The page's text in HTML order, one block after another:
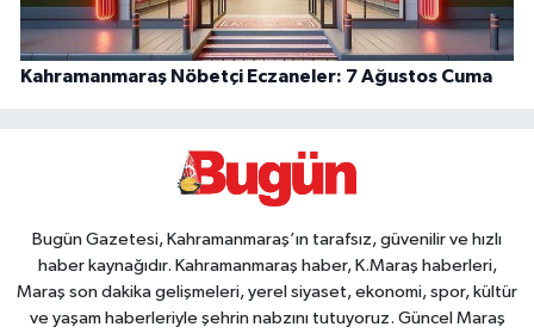
Kahramanmaraş Nöbetçi Eczaneler: 7 Ağustos Cuma
Bugün Gazetesi, Kahramanmaraş’ın tarafsız, güvenilir ve hızlı
haber kaynağıdır. Kahramanmaraş haber, K.Maraş haberleri,
Maraş son dakika gelişmeleri, yerel siyaset, ekonomi, spor, kültür
ve yaşam haberleriyle şehrin nabzını tutuyoruz. Güncel Maraş